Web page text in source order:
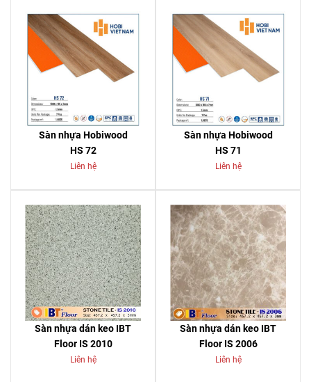
Sàn nhựa Hobiwood
HS 72
Liên hệ
Sàn nhựa Hobiwood
HS 71
Liên hệ
Sàn nhựa dán keo IBT
Floor IS 2010
Liên hệ
Sàn nhựa dán keo IBT
Floor IS 2006
Liên hệ